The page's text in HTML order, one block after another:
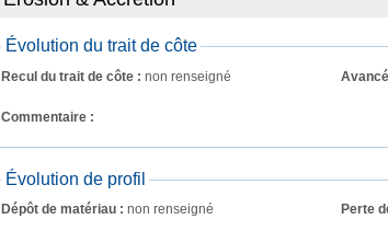
Évolution du trait de côte
Recul du trait de côte : non renseigné
Commentaire :
Évolution de profil
Dépôt de matériau : non renseigné Perte